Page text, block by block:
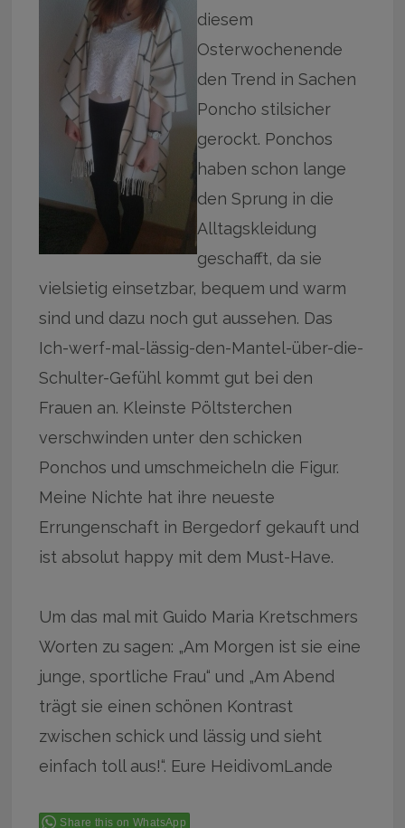
diesem
Osterwochenende
den Trend in Sachen
Poncho stilsicher
gerockt. Ponchos
haben schon lange
den Sprung in die
Alltagskleidung
geschafft, da sie
vielsietig einsetzbar, bequem und warm
sind und dazu noch gut aussehen. Das
Ich-werf-mal-lässig-den-Mantel-über-die-
Schulter-Gefühl kommt gut bei den
Frauen an. Kleinste Pöltsterchen
verschwinden unter den schicken
Ponchos und umschmeicheln die Figur.
Meine Nichte hat ihre neueste
Errungenschaft in Bergedorf gekauft und
ist absolut happy mit dem Must-Have.
Um das mal mit Guido Maria Kretschmers
Worten zu sagen: „Am Morgen ist sie eine
junge, sportliche Frau“ und „Am Abend
trägt sie einen schönen Kontrast
zwischen schick und lässig und sieht
einfach toll aus!“. Eure HeidivomLande
Share this on WhatsApp